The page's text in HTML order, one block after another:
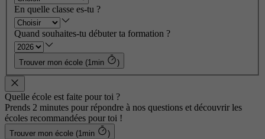
En quelle classe es-tu ?
Quand souhaites-tu débuter ta formation ?
Trouver mon école (1min )
Quelle école est faite pour toi ?
Prends 2 minutes pour répondre à nos questions et découvrir les
écoles recommandées pour toi !
Trouver mon école (1min )